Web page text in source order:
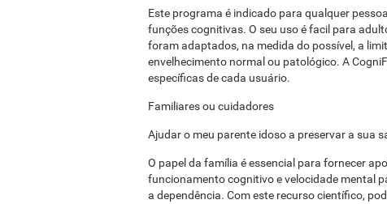
Este programa é indicado para qualquer
funções cognitivas. O seu uso é facil para
foram adaptados, na medida do possível, a
envelhecimento normal ou patológico. A
específicas de cada usuário.
Familiares ou cuidadores
Ajudar o meu parente idoso a preservar a sua
O papel da família é essencial para fornecer
funcionamento cognitivo e velocidade mental
a dependência. Com este recurso científico,